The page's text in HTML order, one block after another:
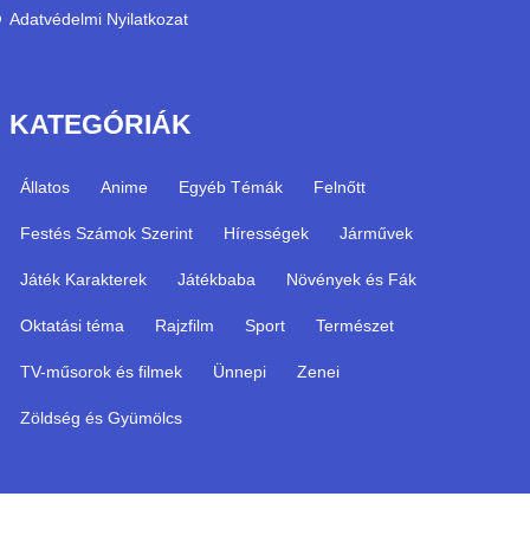
Adatvédelmi Nyilatkozat
KATEGÓRIÁK
Állatos Anime Egyéb Témák Felnőtt
Festés Számok Szerint Hírességek Járművek
Játék Karakterek Játékbaba Növények és Fák
Oktatási téma Rajzfilm Sport Természet
TV-műsorok és filmek Ünnepi Zenei
Zöldség és Gyümölcs